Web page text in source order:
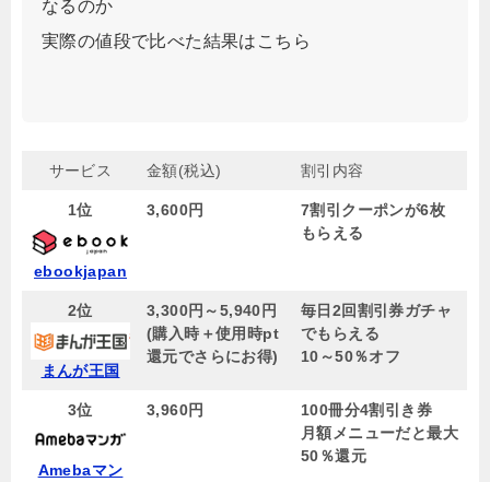
なるのか
実際の値段で比べた結果はこちら
サービス 金額(税込) 割引内容
1位
ebookjapan
3,600円
7割引クーポンが6枚
もらえる
2位
まんが王国
3,300円～5,940円
(購入時＋使用時pt
還元でさらにお得)
毎日2回割引券ガチャ
でもらえる
10～50％オフ
3位
Amebaマン
3,960円
100冊分4割引き券
月額メニューだと最大
50％還元